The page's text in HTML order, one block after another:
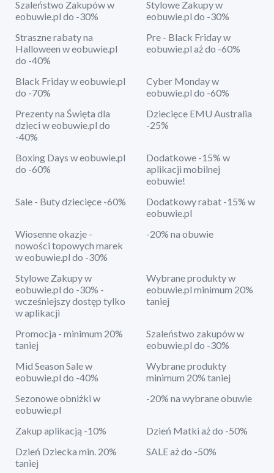
Szaleństwo Zakupów w
eobuwie.pl do -30%
Stylowe Zakupy w
eobuwie.pl do -30%
Straszne rabaty na
Halloween w eobuwie.pl
do -40%
Pre - Black Friday w
eobuwie.pl aż do -60%
Black Friday w eobuwie.pl
do -70%
Cyber Monday w
eobuwie.pl do -60%
Prezenty na Święta dla
dzieci w eobuwie.pl do
-40%
Dziecięce EMU Australia
-25%
Boxing Days w eobuwie.pl
do -60%
Dodatkowe -15% w
aplikacji mobilnej
eobuwie!
Sale - Buty dziecięce -60%
Dodatkowy rabat -15% w
eobuwie.pl
Wiosenne okazje -
nowości topowych marek
w eobuwie.pl do -30%
-20% na obuwie
Stylowe Zakupy w
eobuwie.pl do -30% -
wcześniejszy dostęp tylko
w aplikacji
Wybrane produkty w
eobuwie.pl minimum 20%
taniej
Promocja - minimum 20%
taniej
Szaleństwo zakupów w
eobuwie.pl do -30%
Mid Season Sale w
eobuwie.pl do -40%
Wybrane produkty
minimum 20% taniej
Sezonowe obniżki w
eobuwie.pl
-20% na wybrane obuwie
Zakup aplikacją -10%
Dzień Matki aż do -50%
Dzień Dziecka min. 20%
taniej
SALE aż do -50%